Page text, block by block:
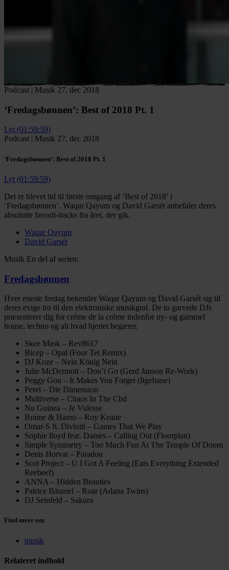
Podcast | Musik 27. dec 2018
‘Fredagsbønnen’: Best of 2018 Pt. 1
Lyt (01:59:59)
Podcast | Musik 27. dec 2018
‘Fredagsbønnen’: Best of 2018 Pt. 1
Lyt (01:59:59)
Det er blevet tid til første omgang af ‘Best of 2018’ i
‘Fredagsbønnen’. Waqar Qayum og David Garsét anbefaler deres
absolutte favorit-tracks fra året, der gik.
Waqar Qayum
David Garsét
Musik En del af serien:
Fredagsbønnen
Hver eneste fredag bekender Waqar Qayum og David Garsét sig til
deres evige tro til den elektroniske musikgral. De to garvede DJs
præsenterer dig for créme de la créme indenfor ny- og gammel
house, techno og alt hvad hjertet begærer.
Facebook
Twitter
LinkedIn
Email
Skee Mask – Rev8617
Bicep – Opal (Four Tet Remix)
DJ Koze – Nein König Nein
Julie McDermott – Don’t Go (Gerd Janson Re-Work)
Peggy Gou – It Makes You Forget (Itgehane)
Perel – Die Dimension
Multiverse – Chaos In The Cbd
Nu Guinea – Je Vulesse
Brame & Hamo – Roy Keane
Omar-S ft. Diviniti – Games That We Play
Sophie lloyd feat. Dames – Calling Out (Floorplan)
Simple Symmetry – Too Much Fun At The Temple Of Doom
Denis Horvat – Paradon
Scot Project – U I Got A Feeling (Eats Everything Extended
Reebeef)
ANNA – Hidden Beauties
Patrice Bäumel – Roar (Adana Twins)
DJ Seinfeld – Sakura
Find mere om
musik
Relateret indhold